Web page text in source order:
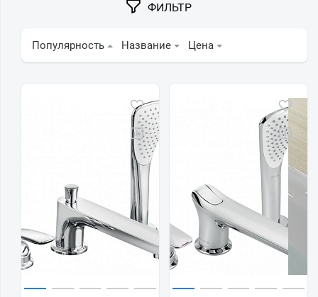
ФИЛЬТР
Популярность Название Цена